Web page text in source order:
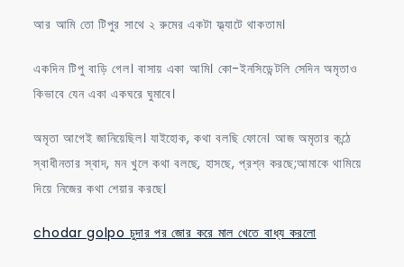
আর আমি তো টিপুর সাথে ২ রুমের একটা ফ্ল্যাটে থাকতাম।
একদিন টিপু বাড়ি গেল। বাসায় একা আমি। কো-ইনসিডেন্টলি সেদিন অমৃতাও
কিভাবে যেন একা একঘরে ঘুমাবে।
অমৃতা আগেই জানিয়েছিল। যাইহোক, কথা বলছি ফোনে। আজ অমৃতার কন্ঠে
স্বাধীনতার স্বাদ, মন খুলে কথা বলছে, হাসছে, প্রশ্ন করছে;আমাকে থামিয়ে
দিয়ে নিজের কথা শেয়ার করছে।
chodar golpo চুদার পর জোর করে মাল খেতে বাধ্য করলো